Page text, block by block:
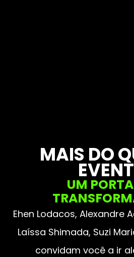
MAIS DO
UM
Ehen Lodacos, Alexandre
Laíssa Shimada, Suzi
convidam você a ir